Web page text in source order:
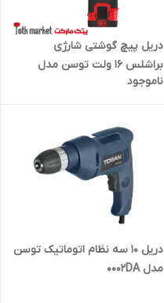
دریل پیچ گوشتی شارژی
براشلس 16 ولت توسن مدل
9616BS
ناموجود
دریل 10 سه نظام اتوماتیک توسن
مدل 0002DA